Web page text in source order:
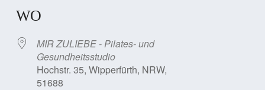
WO
MIR ZULIEBE - Pilates- und
Gesundheitsstudio
Hochstr. 35, Wipperfürth, NRW,
51688